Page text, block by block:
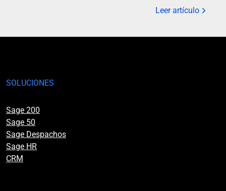
Leer artículo
SOLUCIONES
Sage 200
Sage 50
Sage Despachos
Sage HR
CRM